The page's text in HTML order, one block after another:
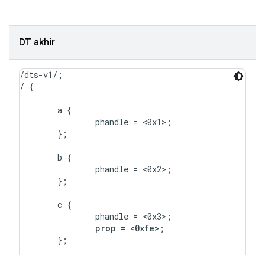
DT akhir
/dts-v1/;
/ {
prop = <0xfe> ;